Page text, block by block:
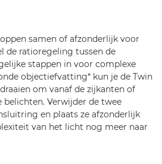
samen of afzonderlijk voor
de ratioregeling tussen de
stappen in voor complexe
objectiefvatting* kun je de Twin
om vanaf de zijkanten of
belichten. Verwijder de twee
en plaats ze afzonderlijk
van het licht nog meer naar